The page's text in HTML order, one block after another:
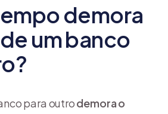
demora
um banco
para outrodemora o